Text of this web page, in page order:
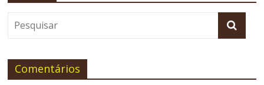
Comentários